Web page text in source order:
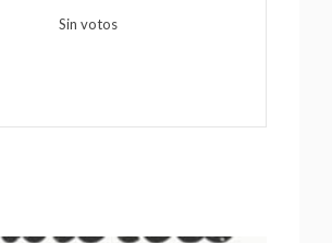
Sin votos